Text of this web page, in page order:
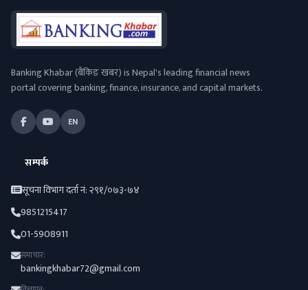
Banking Khabar (बैंकिङ खबर) is Nepal's leading financial news
portal covering banking, finance, insurance, and capital markets.
EN
सम्पर्क
सूचना विभाग दर्ता नं: २९१/०७३-७४
9851215417
01-5908911
समाचार:
bankingkhabar72@gmail.com